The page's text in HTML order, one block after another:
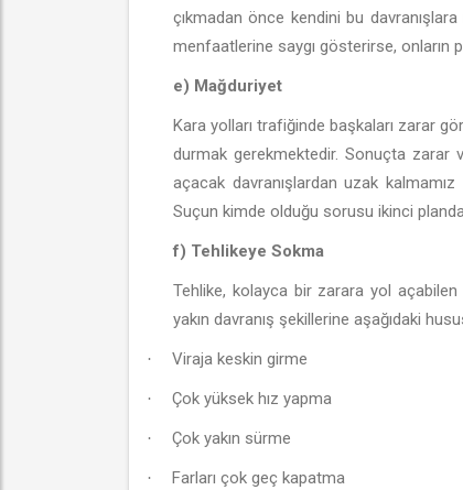
çıkmadan önce kendini bu
menfaatlerine saygı gösterirse, onların
e) Mağduriyet
Kara yolları trafiğinde başkaları zarar
durmak gerekmektedir. Sonuçta zarar
açacak davranışlardan uzak
Suçun kimde olduğu sorusu ikinci
f) Tehlikeye Sokma
Tehlike, kolayca bir zarara yol açabilen
yakın davranış şekillerine aşağıdaki
· Viraja keskin girme
· Çok yüksek hız yapma
· Çok yakın sürme
· Farları çok geç kapatma